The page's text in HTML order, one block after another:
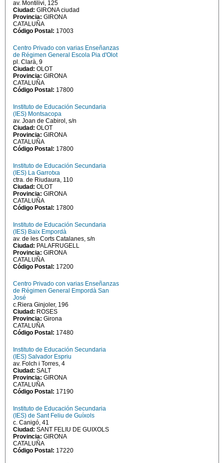
av. Montilivi, 125
Ciudad: GIRONA ciudad
Provincia: GIRONA
CATALUÑA
Código Postal: 17003
Centro Privado con varias Enseñanzas
de Régimen General Escola Pia d'Olot
pl. Clarà, 9
Ciudad: OLOT
Provincia: GIRONA
CATALUÑA
Código Postal: 17800
Instituto de Educación Secundaria
(IES) Montsacopa
av. Joan de Cabirol, s/n
Ciudad: OLOT
Provincia: GIRONA
CATALUÑA
Código Postal: 17800
Instituto de Educación Secundaria
(IES) La Garrotxa
ctra. de Riudaura, 110
Ciudad: OLOT
Provincia: GIRONA
CATALUÑA
Código Postal: 17800
Instituto de Educación Secundaria
(IES) Baix Empordà
av. de les Corts Catalanes, s/n
Ciudad: PALAFRUGELL
Provincia: GIRONA
CATALUÑA
Código Postal: 17200
Centro Privado con varias Enseñanzas
de Régimen General Empordà San
José
c.Riera Ginjoler, 196
Ciudad: ROSES
Provincia: Girona
CATALUÑA
Código Postal: 17480
Instituto de Educación Secundaria
(IES) Salvador Espriu
av. Folch i Torres, 4
Ciudad: SALT
Provincia: GIRONA
CATALUÑA
Código Postal: 17190
Instituto de Educación Secundaria
(IES) de Sant Feliu de Guíxols
c. Canigó, 41
Ciudad: SANT FELIU DE GUIXOLS
Provincia: GIRONA
CATALUÑA
Código Postal: 17220